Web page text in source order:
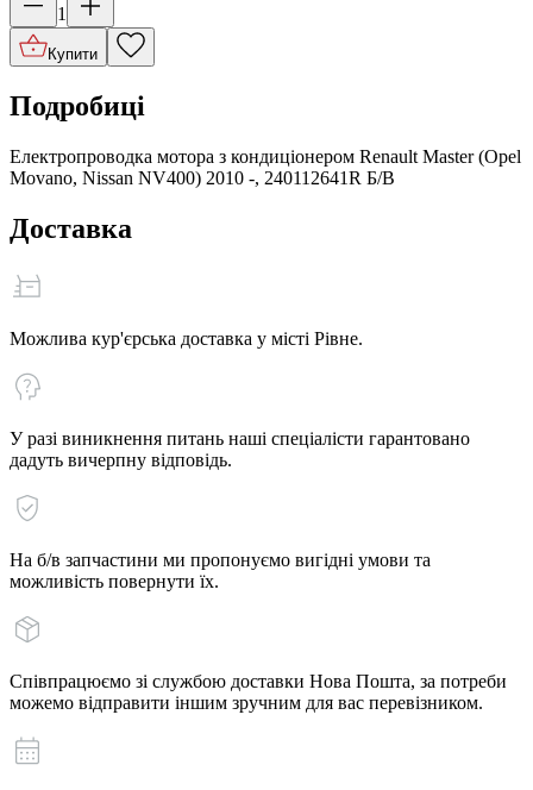
1
Купити
Подробиці
Електропроводка мотора з кондиціонером Renault Master (Opel
Movano, Nissan NV400) 2010 -, 240112641R Б/В
Доставка
Можлива кур'єрська доставка у місті Рівне.
У разі виникнення питань наші спеціалісти гарантовано
дадуть вичерпну відповідь.
На б/в запчастини ми пропонуємо вигідні умови та
можливість повернути їх.
Співпрацюємо зі службою доставки Нова Пошта, за потреби
можемо відправити іншим зручним для вас перевізником.